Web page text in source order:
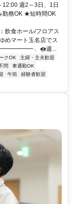
週2～3日、1日
勤務OK ★短時間OK
飲食ホール/フロアス
めマート玉名店でス
🍩週...
クOK
主婦・主夫歓迎
問
車通勤OK
午前
経験者歓迎